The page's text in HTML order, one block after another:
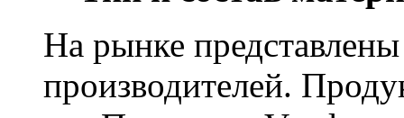
На рынке
производителей.